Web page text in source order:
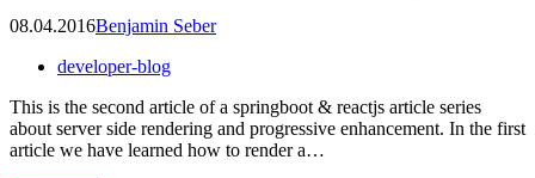
08.04.2016Benjamin Seber
developer-blog
This is the second article of a springboot & reactjs article series
about server side rendering and progressive enhancement. In the first
article we have learned how to render a…